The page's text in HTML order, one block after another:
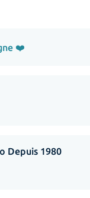
❤️
Depuis 1980